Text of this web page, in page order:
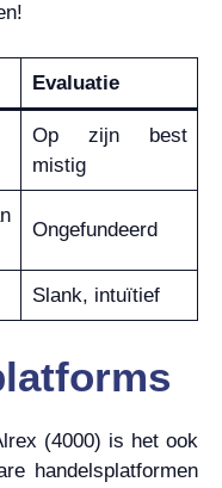
Evaluatie
Op zijn best
mistig
Ongefundeerd
Slank, intuïtief
(4000) is het ook
handelsplatformen